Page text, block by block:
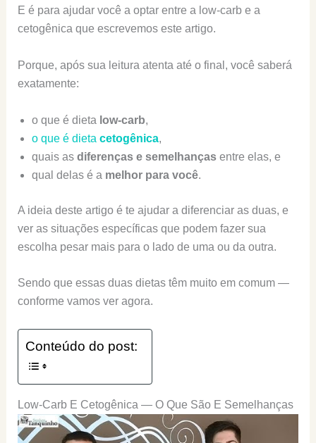
E é para ajudar você a optar entre a low-carb e a
cetogênica que escrevemos este artigo.
Porque, após sua leitura atenta até o final, você saberá
exatamente:
o que é dieta low-carb,
o que é dieta cetogênica,
quais as diferenças e semelhançasentre elas, e
qual delas é a melhor para você.
A ideia deste artigo é te ajudar a diferenciar as duas, e
ver as situações específicas que podem fazer sua
escolha pesar mais para o lado de uma ou da outra.
Sendo que essas duas dietas têm muito em comum —
conforme vamos ver agora.
Conteúdo do post:
Low-Carb E Cetogênica — O Que São E Semelhanças